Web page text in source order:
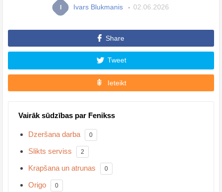
Ivars Blukmanis 02.06.2026
Share
Tweet
Ieteikt
Vairāk sūdzības par Fenikss
Dzeršana darba 0
Slikts serviss 2
Krapšana un atrunas 0
Origo 0